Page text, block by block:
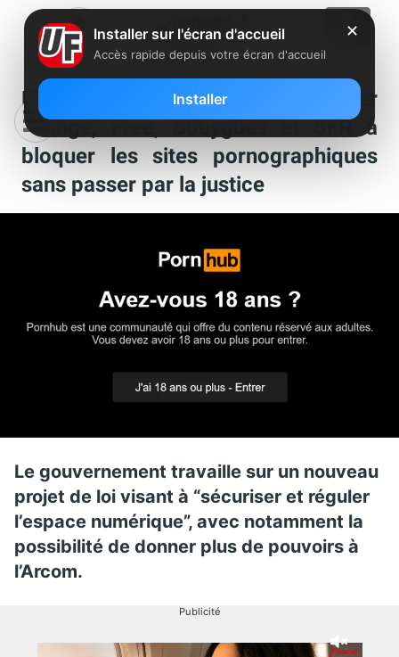
L’Arcom pourrait bientôt forcer
Orange, Free, Bouygues et SFR à
bloquer les sites pornographiques
sans passer par la justice
Le gouvernement travaille sur un nouveau
projet de loi visant à “sécuriser et réguler
l’espace numérique”, avec notamment la
possibilité de donner plus de pouvoirs à
l’Arcom.
Publicité
✕
Installer sur l'écran d'accueil
Accès rapide depuis votre écran d'accueil
Installer